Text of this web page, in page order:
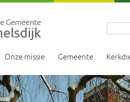
Onze missie Gemeente